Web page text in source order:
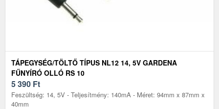
TÁPEGYSÉG/TÖLTŐ TÍPUS NL12 14, 5V GARDENA
FŰNYÍRÓ OLLÓ RS 10
5 390 Ft
Feszültség: 14, 5V - Teljesítmény: 140mA - Méret: 94mm x 87mm x
40mm